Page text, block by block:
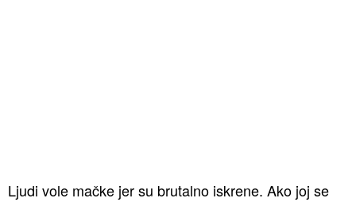
Ljudi vole mačke jer su brutalno iskrene. Ako joj se